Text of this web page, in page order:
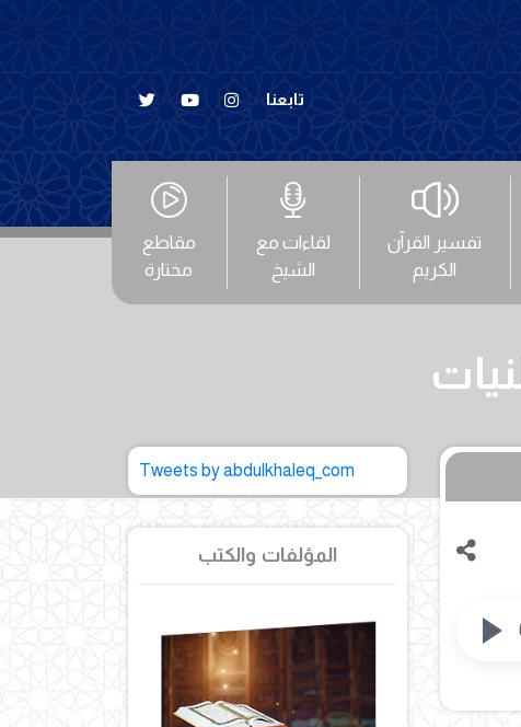
تابعنا
تفسير القرآن
الكريم
لقاءات مع
الشيخ
مقاطع
مختارة
Tweets by abdulkhaleq_com
المؤلفات والكتب